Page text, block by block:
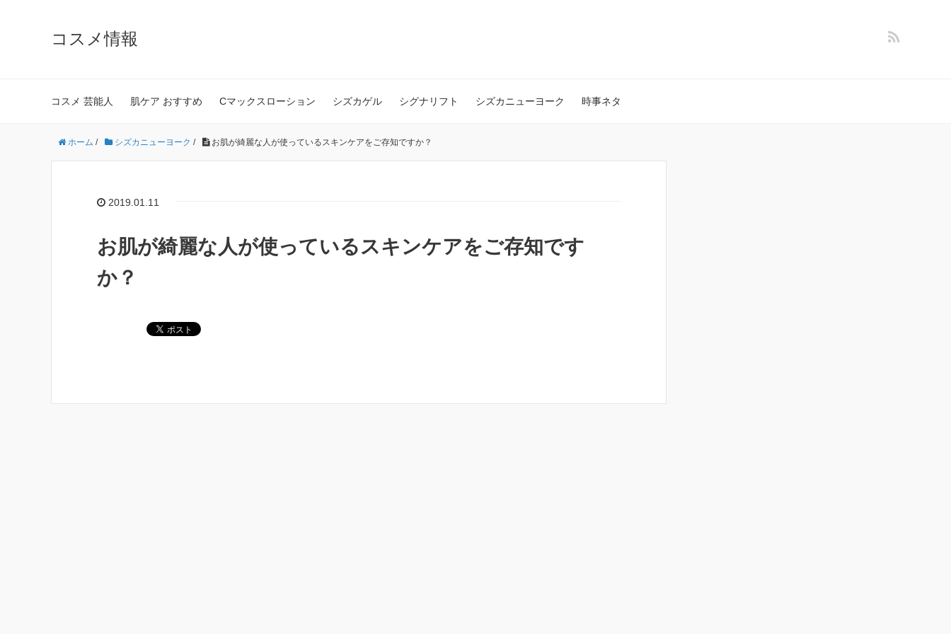
コスメ情報
コスメ 芸能人 肌ケア おすすめ Cマックスローション シズカゲル シグナリフト シズカニューヨーク 時事ネタ
ホーム / シズカニューヨーク / お肌が綺麗な人が使っているスキンケアをご存知ですか？
2019.01.11
お肌が綺麗な人が使っているスキンケアをご存知です
か？